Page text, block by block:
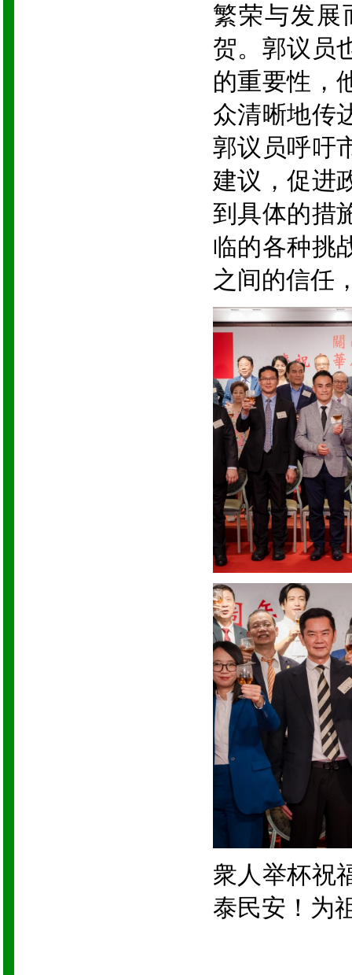
繁荣与发展
贺。郭议员
的重要性，
众清晰地传
郭议员呼吁
建议，促进
到具体的措
临的各种挑
之间的信任
衆人举杯祝
泰民安！为